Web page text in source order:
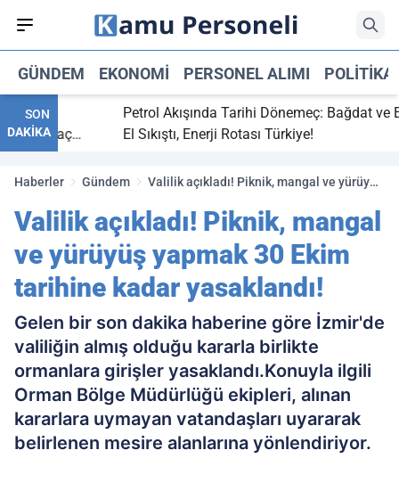
GÜNDEM EKONOMI PERSONEL ALIMI POLITIKA
SON
DAKİKA
bitti,
maç
Petrol Akışında Tarihi Dönemeç: Bağdat ve Erbil
El Sıkıştı, Enerji Rotası Türkiye!
Haberler Gündem
Valilik açıkladı! Piknik, mangal ve yürüyüş
yasaklandı!
Valilik açıkladı! Piknik, mangal
ve yürüyüş yapmak 30 Ekim
tarihine kadar yasaklandı!
Gelen bir son dakika haberine göre İzmir'de
valiliğin almış olduğu kararla birlikte
ormanlara girişler yasaklandı.Konuyla ilgili
Orman Bölge Müdürlüğü ekipleri, alınan
kararlara uymayan vatandaşları uyararak
belirlenen mesire alanlarına yönlendiriyor.